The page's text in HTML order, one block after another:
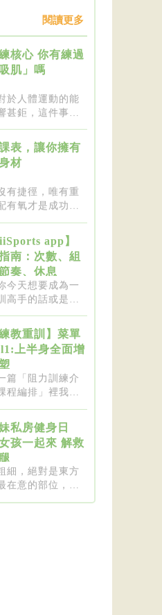
閱讀更多
核心 你有練過
吸肌」嗎
於人體運動的能
甚鉅，這件事一
表，讓你擁有
材
有捷徑，唯有重
有氧才是成功的
app】
南：次數、組
奏、休息
今天想要成為一
高手的話或是想
練教重訓】菜單
上半身全面增
篇「阻力訓練介
程編排」裡我們
私房健身日
孩一起來 解救
細，絕對是東方
在意的部位，彷